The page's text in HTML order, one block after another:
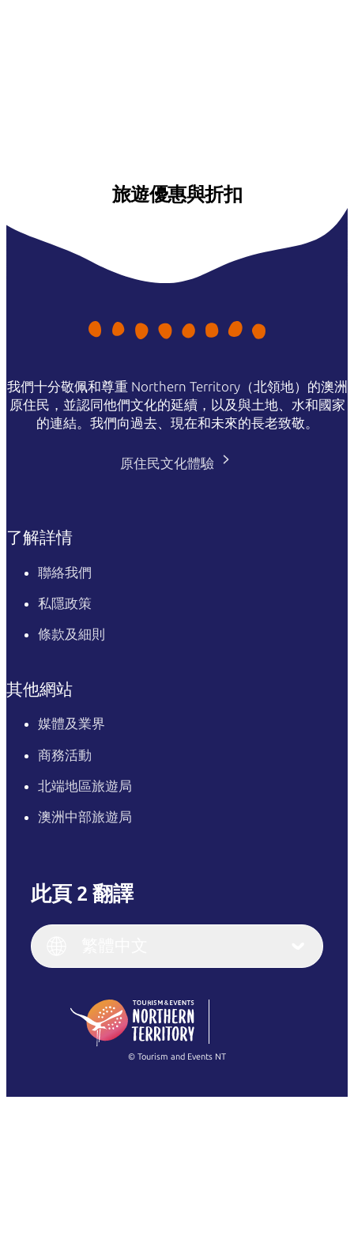
旅遊優惠與折扣
我們十分敬佩和尊重 Northern Territory（北領地）的澳洲
原住民，並認同他們文化的延續，以及與土地、水和國家
的連結。我們向過去、現在和未來的長老致敬。
原住民文化體驗
了解詳情
聯絡我們
私隱政策
條款及細則
其他網站
媒體及業界
商務活動
北端地區旅遊局
澳洲中部旅遊局
此頁 2 翻譯
English (US)
English
(Singapore)
Français
繁體中文
© Tourism and Events NT